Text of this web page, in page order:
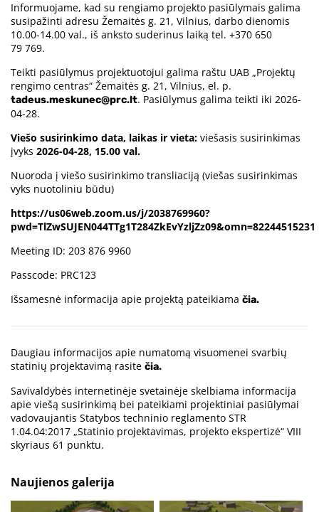
Informuojame, kad su rengiamo projekto pasiūlymais galima
susipažinti adresu Žemaitės g. 21, Vilnius, darbo dienomis
10.00-14.00 val., iš anksto suderinus laiką tel. +370 650
79 769.
Teikti pasiūlymus projektuotojui galima raštu UAB „Projektų
rengimo centras“ Žemaitės g. 21, Vilnius, el. p.
tadeus.meskunec@prc.lt. Pasiūlymus galima teikti iki 2026-
04-28.
Viešo susirinkimo data, laikas ir vieta: viešasis susirinkimas
įvyks 2026-04-28, 15.00 val.
Nuoroda į viešo susirinkimo transliaciją (viešas susirinkimas
vyks nuotoliniu būdu)
https://us06web.zoom.us/j/2038769960?
pwd=TlZwSUJEN044TTg1T284ZkEvYzljZz09&omn=82244515231
Meeting ID: 203 876 9960
Passcode: PRC123
Išsamesnė informacija apie projektą pateikiama čia.
Daugiau informacijos apie numatomą visuomenei svarbių
statinių projektavimą rasite čia.
Savivaldybės internetinėje svetainėje skelbiama informacija
apie viešą susirinkimą bei pateikiami projektiniai pasiūlymai
vadovaujantis Statybos techninio reglamento STR
1.04.04:2017 „Statinio projektavimas, projekto ekspertizė“ VIII
skyriaus 61 punktu.
Naujienos galerija